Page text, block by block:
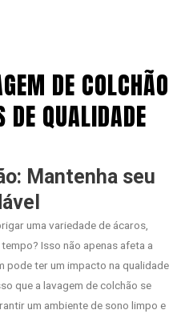
DE COLCHÃO
DE QUALIDADE
Mantenha seu
uma variedade de ácaros,
Isso não apenas afeta a
pode ter um impacto na qualidade
que a lavagem de colchão se
um ambiente de sono limpo e